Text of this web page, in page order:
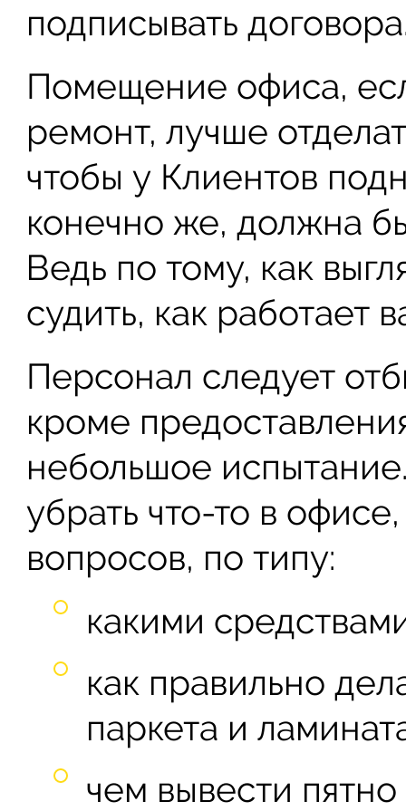
подписывать
Помещение офиса,
ремонт, лучше
чтобы у Клиентов
конечно же, должна
Ведь по тому, как
судить, как работает
Персонал следует
кроме
небольшое
убрать что-то в
вопросов, по типу:
какими
как правильно
паркета и
чем вывести